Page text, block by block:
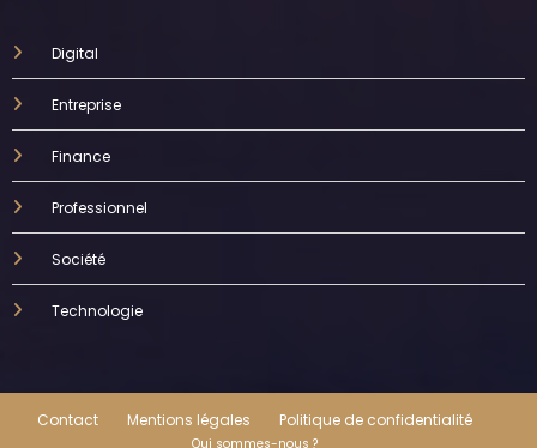
Digital
Entreprise
Finance
Professionnel
Société
Technologie
Contact Mentions légales Politique de confidentialité
Qui sommes-nous ?